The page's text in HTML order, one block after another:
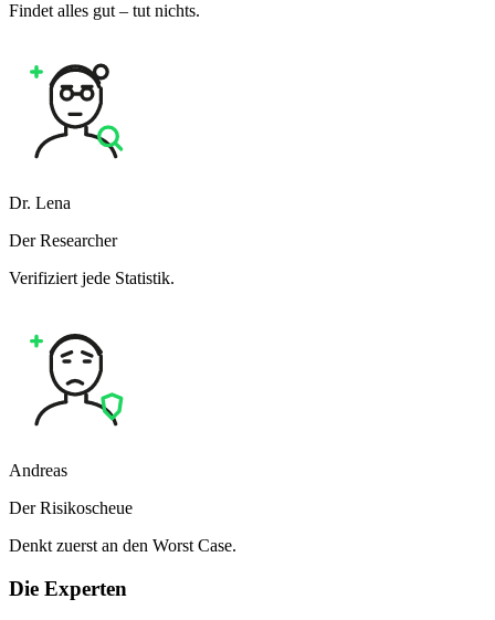
Findet alles gut – tut nichts.
Dr. Lena
Der Researcher
Verifiziert jede Statistik.
Andreas
Der Risikoscheue
Denkt zuerst an den Worst Case.
Die Experten